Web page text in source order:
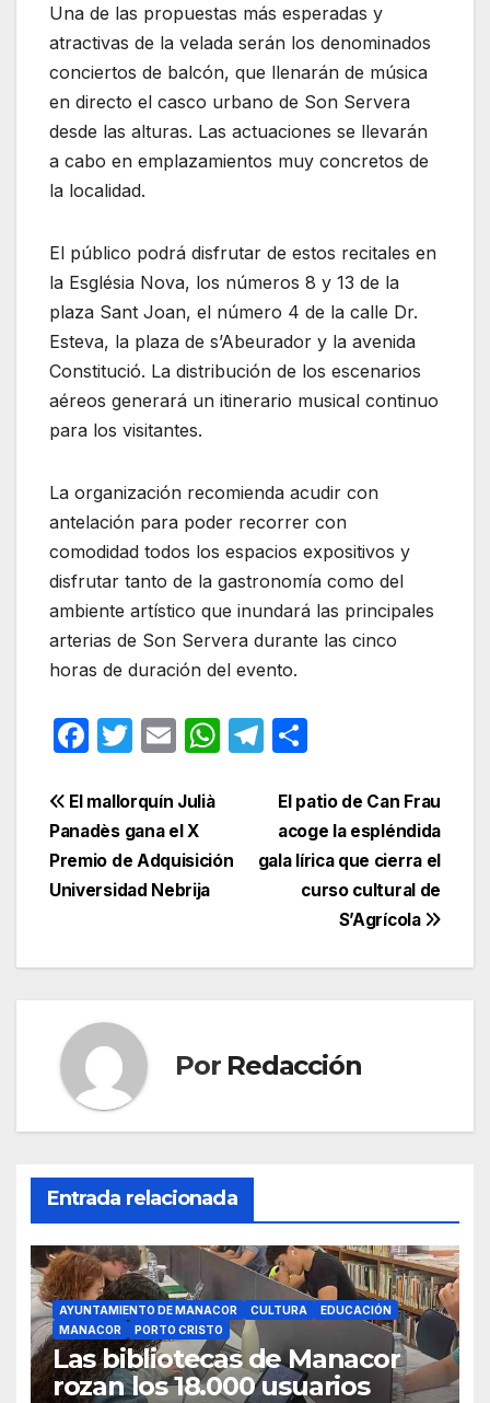
Una de las propuestas más esperadas y
atractivas de la velada serán los denominados
conciertos de balcón, que llenarán de música
en directo el casco urbano de Son Servera
desde las alturas. Las actuaciones se llevarán
a cabo en emplazamientos muy concretos de
la localidad.
El público podrá disfrutar de estos recitales en
la Església Nova, los números 8 y 13 de la
plaza Sant Joan, el número 4 de la calle Dr.
Esteva, la plaza de s’Abeurador y la avenida
Constitució. La distribución de los escenarios
aéreos generará un itinerario musical continuo
para los visitantes.
La organización recomienda acudir con
antelación para poder recorrer con
comodidad todos los espacios expositivos y
disfrutar tanto de la gastronomía como del
ambiente artístico que inundará las principales
arterias de Son Servera durante las cinco
horas de duración del evento.
F
c
e
b
o
k
T
itt
er
E
ail
W
A
T
e
gr
a
m
p
ar
tir
Navegación
de
entradas
El patio de Can Frau
acoge la espléndida
gala lírica que cierra el
curso cultural de
S’Agrícola
El mallorquín Julià
Panadès gana el X
Premio de Adquisición
Universidad Nebrija
Por Redacción
Entrada relacionada
AYUNTAMIENTO DE MANACOR CULTURA
EDUCACIÓN
MANACOR
PORTO CRISTO
Las bibliotecas de Manacor
rozan los 18.000 usuarios